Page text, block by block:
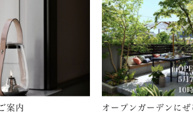
案内
オープンガーデンにぜ